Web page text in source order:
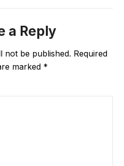
a Reply
not be published. Required
marked *